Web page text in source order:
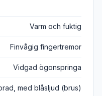
Varm och fuktig
Finvågig fingertremor
Vidgad ögonspringa
med blåsljud (brus)